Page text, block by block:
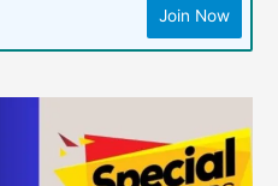
Join Now